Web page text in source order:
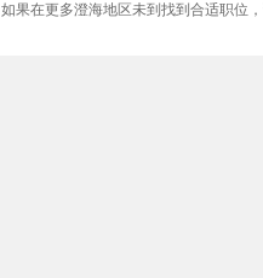
如果在更多澄海地区未到找到合适职位，